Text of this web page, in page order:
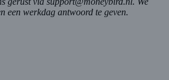
een werkdag antwoord te geven.